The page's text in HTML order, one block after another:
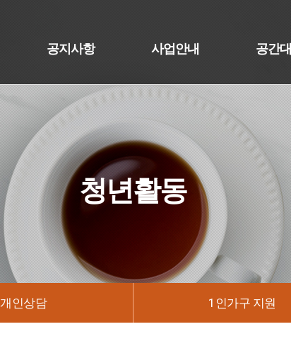
공지사항 사업안내 공간
청년활동
개인상담 1인가구 지원